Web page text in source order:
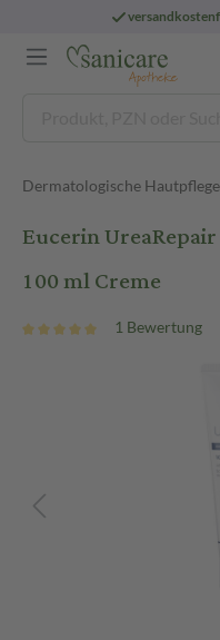
versandkostenfreiab 29
Dermatologische
Eucerin
100 ml Creme
1 Bewertung